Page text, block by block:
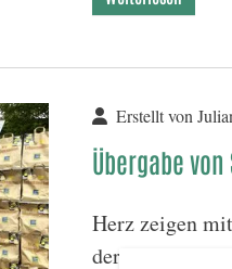
Erstellt von
Übergabe
Herz zeigen
der EDEKA-